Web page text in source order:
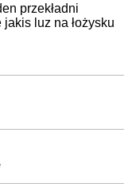
przekładni
luz na łożysku